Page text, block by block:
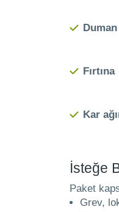
Duman
Fırtına
Kar
İsteğe
Paket
Grev,